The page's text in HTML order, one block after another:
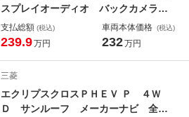
スプレイオーディオ バックカメラ
セーフティサポート 禁煙車 シート
ヒーター コーナーセンサー ＬＥＤ
コン
支払総額 (税込)
239.9万円
車両本体価格 (税込)
232万円
三菱
エクリプスクロスＰＨＥＶ Ｐ ４Ｗ
Ｄ サンルーフ メーカーナビ 全周